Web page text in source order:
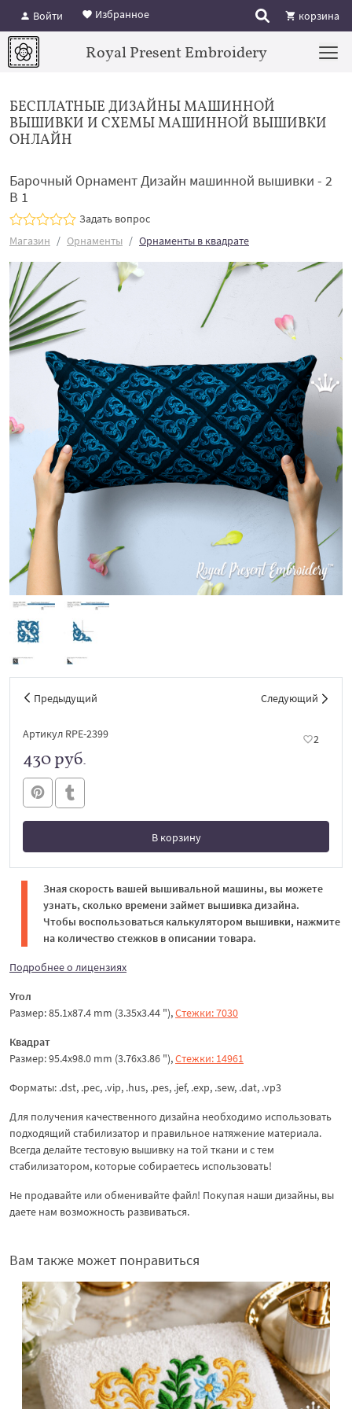
Войти Избранное корзина
Royal Present Embroidery
БЕСПЛАТНЫЕ ДИЗАЙНЫ МАШИННОЙ
ВЫШИВКИ И СХЕМЫ МАШИННОЙ ВЫШИВКИ
ОНЛАЙН
Барочный Орнамент Дизайн машинной вышивки - 2
В 1
Задать вопрос
Магазин
Орнаменты Орнаменты в квадрате
Предыдущий Следующий
Артикул RPE-2399 2
430 руб.
В корзину
В корзине
Зная скорость вашей вышивальной машины, вы можете
узнать, сколько времени займет вышивка дизайна.
Чтобы воспользоваться калькулятором вышивки, нажмите
на количество стежков в описании товара.
Подробнее о лицензиях
Угол
Размер: 85.1x87.4 mm (3.35x3.44 "),Стежки: 7030
Квадрат
Размер: 95.4x98.0 mm (3.76x3.86 "),Стежки: 14961
Форматы: .dst, .pec, .vip, .hus, .pes, .jef, .exp, .sew, .dat, .vp3
Для получения качественного дизайна необходимо использовать
подходящий стабилизатор и правильное натяжение материала.
Всегда делайте тестовую вышивку на той ткани и с тем
стабилизатором, которые собираетесь использовать!
Не продавайте или обменивайте файл! Покупая наши дизайны, вы
даете нам возможность развиваться.
Вам также может понравиться